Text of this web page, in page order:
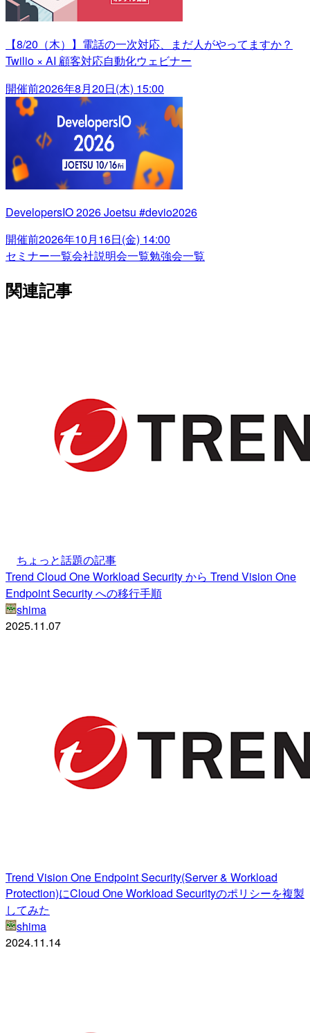
【8/20（木）】電話の一次対応、まだ人がやってますか？
Twilio × AI 顧客対応自動化ウェビナー
開催前2026年8月20日(木) 15:00
DevelopersIO 2026 Joetsu #devio2026
開催前2026年10月16日(金) 14:00
セミナー一覧会社説明会一覧勉強会一覧
関連記事
ちょっと話題の記事
Trend Cloud One Workload Security から Trend Vision One
Endpoint Security への移行手順
shima
2025.11.07
Trend Vision One Endpoint Security(Server & Workload
Protection)にCloud One Workload Securityのポリシーを複製
してみた
shima
2024.11.14